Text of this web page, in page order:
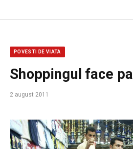
POVESTI DE VIATA
Shoppingul face
2 august 2011